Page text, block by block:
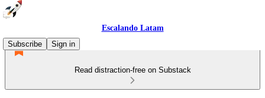
Escalando Latam
Subscribe
Sign in
Read distraction-free on Substack